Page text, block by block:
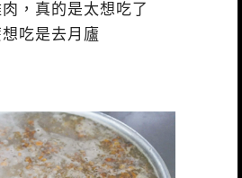
，真的是太想吃了
吃是去月廬